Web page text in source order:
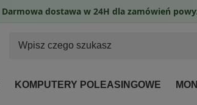
KOMPUTERY POLEASINGOWE
Darmowa dostawa w 24H dla zamówień